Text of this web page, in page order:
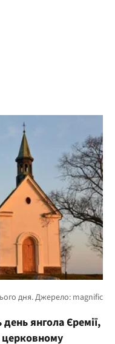
янгола Єремії,
церковному